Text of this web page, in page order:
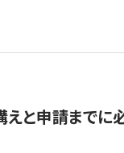
えと申請まで